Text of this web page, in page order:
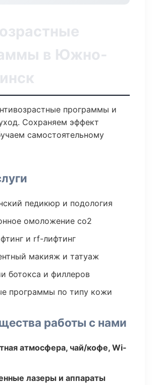
в Южно-
программы и
Сохраняем эффект
самостоятельному
педикюр и подология
омоложение co2
и rf-лифтинг
макияж и татуаж
ботокса и филлеров
программы по типу кожи
работы с нами
атмосфера, чай/кофе, Wi-
лазеры и аппараты